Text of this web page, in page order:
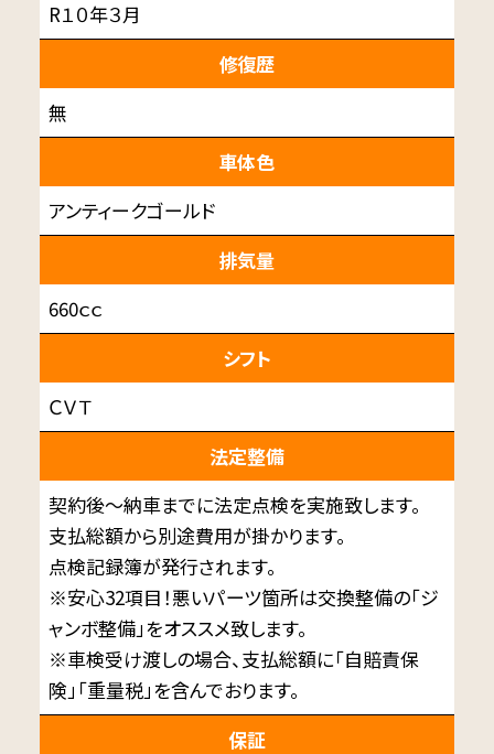
R１０年３月
修復歴
無
車体色
アンティークゴールド
排気量
660ｃｃ
シフト
ＣＶＴ
法定整備
契約後～納車までに法定点検を実施致します。
支払総額から別途費用が掛かります。
点検記録簿が発行されます。
※安心32項目！悪いパーツ箇所は交換整備の「ジ
ャンボ整備」をオススメ致します。
※車検受け渡しの場合、支払総額に「自賠責保
険」「重量税」を含んでおります。
保証